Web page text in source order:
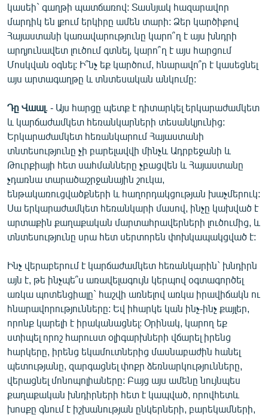
կասեի` գաղթի պատճառով: Տասնյակ հազարավոր
մարդիկ են լքում երկիրը ամեն տարի: Ձեր կարծիքով
Հայաստանի կառավարությունը կարո՞ղ է այս խնդրի
արդյունավետ լուծում գտնել, կարո՞ղ է այս հարցում
Մոսկվան օգնել: Ի՞նչ եք կարծում, հնարավո՞ր է կասեցնել
այս արտագաղթը և տնտեսական անկումը:
Դը Վաալ . - Այս հարցը պետք է դիտարկել երկարաժամկետ
և կարճաժամկետ հեռանկարների տեսանկյունից:
Երկարաժամկետ հեռանկարում Հայաստանի
տնտեսությունը չի բարելավվի մինչև Ադրբեջանի և
Թուրքիայի հետ սահմանները չբացվեն և Հայաստանը
չդառնա տարածաշրջանային շուկա,
ենթակառուցվածքների և հաղորդակցության խաչմերուկ:
Սա երկարաժամկետ հեռանկարի մասով, ինչը կախված է
արտաքին քաղաքական մարտահրավերների լուծումից, և
տնտեսությունը սրա հետ սերտորեն փոխկապակցված է:
Ինչ վերաբերում է կարճաժամկետ հեռանկարին` խնդիրն
այն է, թե ինչպե՞ս առավելագույն կերպով օգտագործել
առկա պոտենցիալը` հաշվի առնելով առկա իրավիճակն ու
հնարավորությունները: Եվ իհարկե կան ինչ-ինչ քայլեր,
որոնք կարելի է իրականացնել: Օրինակ, կարող եք
ստիպել որոշ հարուստ օլիգարխների վճարել իրենց
հարկերը, իրենց եկամուտներից մասնաբաժին հանել
պետությանը, զարգացնել փոքր ձեռնարկությունները,
վերացնել մոնոպոլիաները: Բայց այս ամենը նույնպես
քաղաքական խնդիրների հետ է կապված, որովհետև
խոսքը գնում է իշխանության ընկերների, բարեկամների,